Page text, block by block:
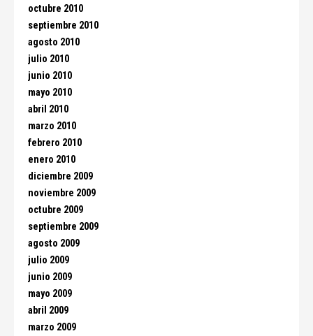
octubre 2010
septiembre 2010
agosto 2010
julio 2010
junio 2010
mayo 2010
abril 2010
marzo 2010
febrero 2010
enero 2010
diciembre 2009
noviembre 2009
octubre 2009
septiembre 2009
agosto 2009
julio 2009
junio 2009
mayo 2009
abril 2009
marzo 2009